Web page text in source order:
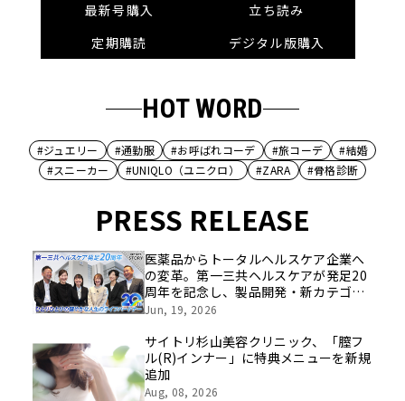
最新号購入
立ち読み
定期購読
デジタル版購入
HOT WORD
#ジュエリー #通勤服 #お呼ばれコーデ #旅コーデ
#結婚
#スニーカー
#UNIQLO（ユニクロ） #ZARA #骨格診断
PRESS RELEASE
医薬品からトータルヘルスケア企業へ
の変革。第一三共ヘルスケアが発足20
周年を記念し、製品開発・新カテゴリ
挑戦の舞台や旧社統合時のエピソード
像を公開！
Jun, 19, 2026
サイトリ杉山美容クリニック、「膣フ
ル(R)インナー」に特典メニューを新規
追加
Aug, 08, 2026